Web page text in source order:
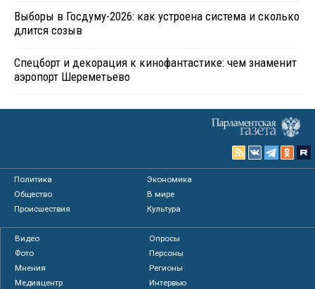
Выборы в Госдуму-2026: как устроена система и сколько
длится созыв
Спецборт и декорация к кинофантастике: чем знаменит
аэропорт Шереметьево
Политика
Экономика
Общество
В мире
Происшествия
Культура
Видео
Опросы
Фото
Персоны
Мнения
Регионы
Медиацентр
Интервью